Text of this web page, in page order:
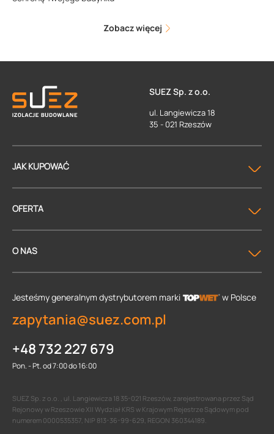
Zobacz więcej
SUEZ Sp. z o.o.
ul. Langiewicza 18
35 - 021 Rzeszów
JAK KUPOWAĆ
OFERTA
O NAS
Jesteśmy generalnym dystrybutorem marki w Polsce
zapytania@suez.com.pl
+48 732 227 679
Pon. - Pt. od 7:00 do 16:00
SUEZ Sp. z o.o. , ul. Langiewicza 18 35-021 Rzeszów, zarejestrowana przez Sąd
Rejonowy w Rzeszowie XII Wydział KRS w Krajowym Rejestrze Sądowym pod
numerem 0000535357, NIP 813-36-99-629, REGON 360344189.